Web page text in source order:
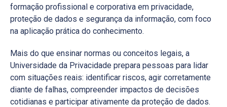
formação profissional e corporativa em privacidade,
proteção de dados e segurança da informação, com foco
na aplicação prática do conhecimento.
Mais do que ensinar normas ou conceitos legais, a
Universidade da Privacidade prepara pessoas para lidar
com situações reais: identificar riscos, agir corretamente
diante de falhas, compreender impactos de decisões
cotidianas e participar ativamente da proteção de dados.